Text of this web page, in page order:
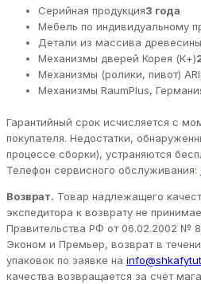
Серийная продукция3 года
Мебель по индивидуальному
Детали из массива
Механизмы дверей Корея (К+)
Механизмы (ролики, пивот)
Механизмы RaumPlus,
Гарантийный срок исчисляется с
покупателя. Недостатки,
процессе сборки), устраняются
Телефон сервисного обслуживания:
Возврат. Товар надлежащего
экспедитора к возврату не
Правительства РФ от 06.02.2002 №
Эконом и Премьер, возврат в
упаковок по заявке на
качества возвращается за счёт